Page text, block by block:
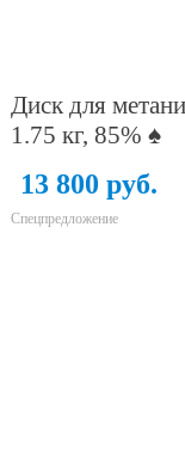
Диск для
1.75 кг, 85% ♠
13 800 руб.
Спецпредложение